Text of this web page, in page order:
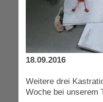
18.09.2016
Weitere drei
Woche bei unserem